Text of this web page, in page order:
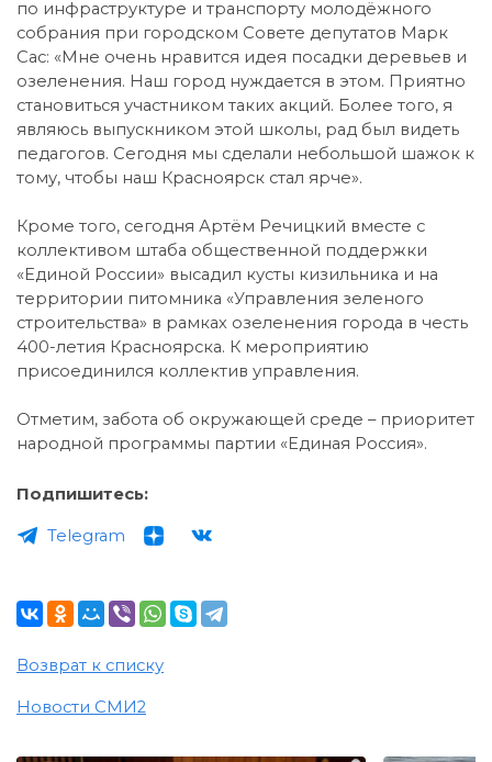
по инфраструктуре и транспорту молодёжного
собрания при городском Совете депутатов Марк
Сас: «Мне очень нравится идея посадки деревьев и
озеленения. Наш город нуждается в этом. Приятно
становиться участником таких акций. Более того, я
являюсь выпускником этой школы, рад был видеть
педагогов. Сегодня мы сделали небольшой шажок к
тому, чтобы наш Красноярск стал ярче».
Кроме того, сегодня Артём Речицкий вместе с
коллективом штаба общественной поддержки
«Единой России» высадил кусты кизильника и на
территории питомника «Управления зеленого
строительства» в рамках озеленения города в честь
400-летия Красноярска. К мероприятию
присоединился коллектив управления.
Отметим, забота об окружающей среде – приоритет
народной программы партии «Единая Россия».
Подпишитесь:
Telegram
Возврат к списку
Новости СМИ2